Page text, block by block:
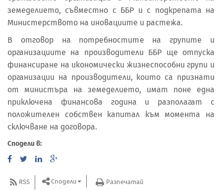
земеделието, съвместно с ББР и с подкрепата на
Министерството на иновациите и растежа.
В отговор на потребностите на групите и
организациите на производители ББР ще отпуска
финансиране на икономически жизнеспособни групи и
организации на производители, които са признати
от министъра на земеделието, имат поне една
приключена финансова година и разполагат с
положителен собствен капитал към момента на
сключване на договора.
Сподели в:
RSS Сподели Разпечатай